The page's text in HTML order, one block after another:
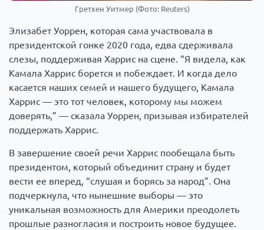
Гретхен Уитмер (Фото: Reuters)
Элизабет Уоррен, которая сама участвовала в
президентской гонке 2020 года, едва сдерживала
слезы, поддерживая Харрис на сцене. “Я видела, как
Камала Харрис борется и побеждает. И когда дело
касается наших семей и нашего будущего, Камала
Харрис — это тот человек, которому мы можем
доверять,” — сказала Уоррен, призывая избирателей
поддержать Харрис.
В завершение своей речи Харрис пообещала быть
президентом, который объединит страну и будет
вести ее вперед, “слушая и борясь за народ”. Она
подчеркнула, что нынешние выборы — это
уникальная возможность для Америки преодолеть
прошлые разногласия и построить новое будущее.